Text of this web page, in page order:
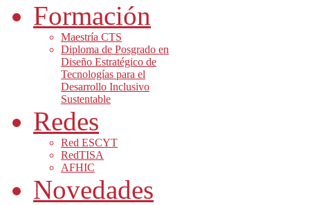
Formación
Maestría CTS
Diploma de Posgrado en
Diseño Estratégico de
Tecnologías para el
Desarrollo Inclusivo
Sustentable
Redes
Red ESCYT
RedTISA
AFHIC
Novedades